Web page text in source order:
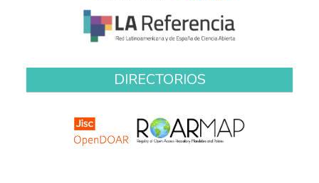
DIRECTORIOS